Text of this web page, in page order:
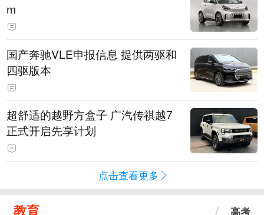
m
国产奔驰VLE申报信息 提供两驱和
四驱版本
超舒适的越野方盒子 广汽传祺越7
正式开启先享计划
点击查看更多
教育 高考